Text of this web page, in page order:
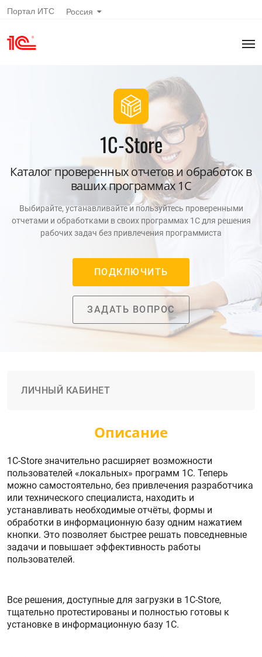
Портал ИТС Россия
1C-Store
Каталог проверенных отчетов и обработок в
ваших программах 1С
Выбирайте, устанавливайте и пользуйтесь проверенными
отчетами и обработками в своих программах 1С для решения
рабочих задач без привлечения программиста
ПОДКЛЮЧИТЬ
ЗАДАТЬ ВОПРОС
ЛИЧНЫЙ КАБИНЕТ
Описание
1С-Store значительно расширяет возможности
пользователей «локальных» программ 1С. Теперь
можно самостоятельно, без привлечения разработчика
или технического специалиста, находить и
устанавливать необходимые отчёты, формы и
обработки в информационную базу одним нажатием
кнопки. Это позволяет быстрее решать повседневные
задачи и повышает эффективность работы
пользователей.
Все решения, доступные для загрузки в 1С-Store,
тщательно протестированы и полностью готовы к
установке в информационную базу 1С.